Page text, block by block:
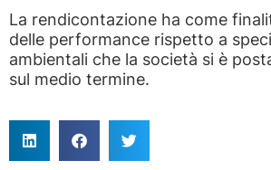
La rendicontazione ha come
delle performance rispetto a
ambientali che la società si è
sul medio termine.